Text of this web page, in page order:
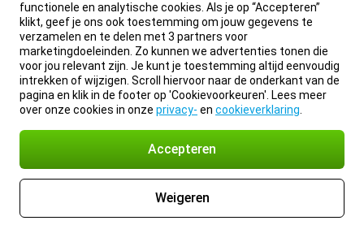
functionele en analytische cookies. Als je op “Accepteren”
klikt, geef je ons ook toestemming om jouw gegevens te
verzamelen en te delen met 3 partners voor
marketingdoeleinden. Zo kunnen we advertenties tonen die
voor jou relevant zijn. Je kunt je toestemming altijd eenvoudig
intrekken of wijzigen. Scroll hiervoor naar de onderkant van de
pagina en klik in de footer op 'Cookievoorkeuren'. Lees meer
over onze cookies in onze privacy- en cookieverklaring
Accepteren
Weigeren